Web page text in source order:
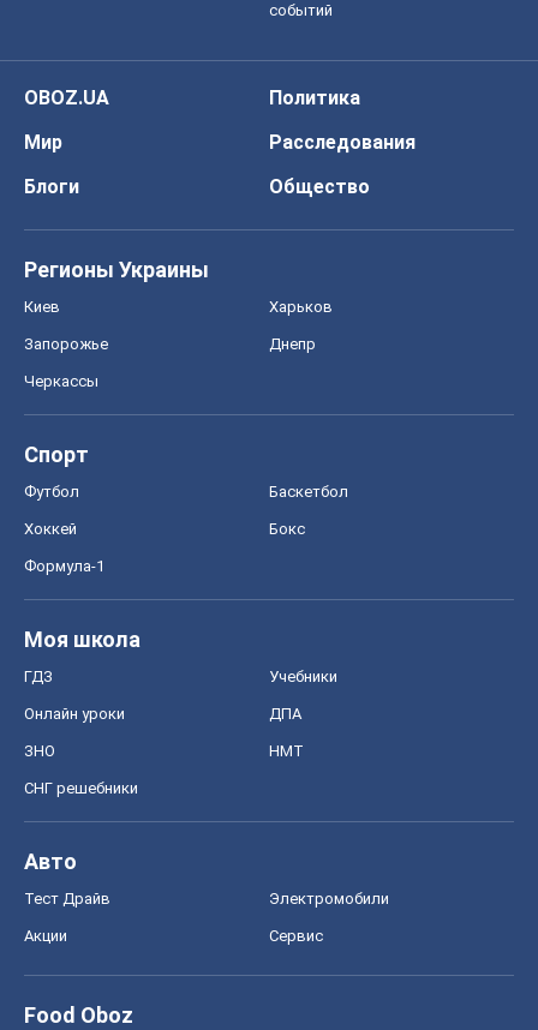
событий
OBOZ.UA
Политика
Мир
Расследования
Блоги
Общество
Регионы Украины
Киев Харьков
Запорожье Днепр
Черкассы
Спорт
Футбол Баскетбол
Хоккей Бокс
Формула-1
Моя школа
ГДЗ Учебники
Онлайн уроки ДПА
ЗНО НМТ
СНГ решебники
Авто
Тест Драйв Электромобили
Акции Сервис
Food Oboz